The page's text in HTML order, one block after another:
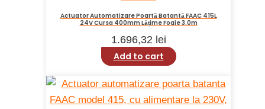
Actuator Automatizare Poartă Batantă FAAC 415L
24V Cursa 400mm Lățime Foaie 3.0m
1.696,32 lei
Add to cart